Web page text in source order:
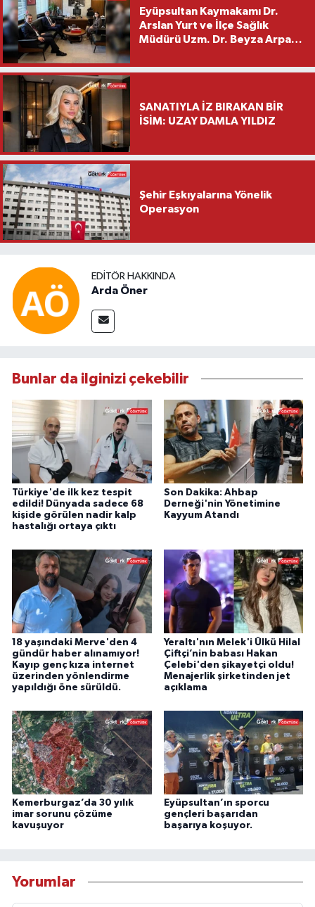
Eyüpsultan Kaymakamı Dr.
Arslan Yurt ve İlçe Sağlık
Müdürü Uzm. Dr. Beyza Arpacı
Ziyareti
SANATIYLA İZ BIRAKAN BİR
İSİM: UZAY DAMLA YILDIZ
Şehir Eşkıyalarına Yönelik
Operasyon
EDITÖR HAKKINDA
Arda Öner
Bunlar da ilginizi çekebilir
Türkiye'de ilk kez tespit
edildi! Dünyada sadece 68
kişide görülen nadir kalp
hastalığı ortaya çıktı
Son Dakika: Ahbap
Derneği'nin Yönetimine
Kayyum Atandı
18 yaşındaki Merve'den 4
gündür haber alınamıyor!
Kayıp genç kıza internet
üzerinden yönlendirme
yapıldığı öne sürüldü.
Yeraltı'nın Melek'i Ülkü Hilal
Çiftçi’nin babası Hakan
Çelebi'den şikayetçi oldu!
Menajerlik şirketinden jet
açıklama
Kemerburgaz’da 30 yılık
imar sorunu çözüme
kavuşuyor
Eyüpsultan’ın sporcu
gençleri başarıdan
başarıya koşuyor.
Yorumlar